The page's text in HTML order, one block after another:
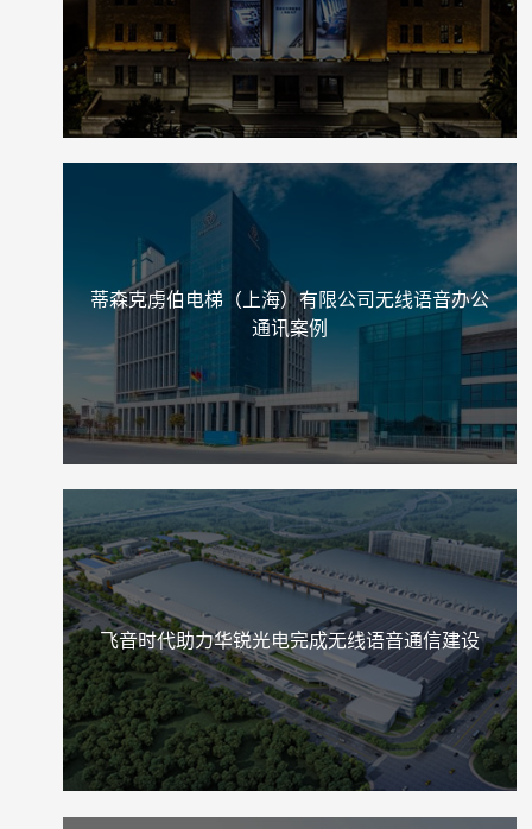
蒂森克虏伯电梯（上海）有限公司无线语音办公
通讯案例
飞音时代助力华锐光电完成无线语音通信建设